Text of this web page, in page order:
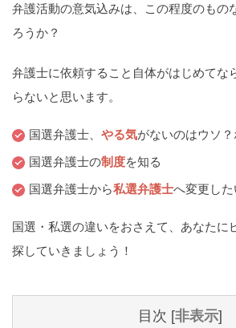
相談内容から探す
窃盗 詐欺
弁護活動の意気込みは、この程度のもの
ろうか？
弁護士に依頼すること自体がはじめてな
らないと思います。
国選弁護士、 やる気がないのはウソ？
国選弁護士の制度を知る
国選弁護士から私選弁護士へ変更した
国選・私選の違いをおさえて、あなたに
探していきましょう！
目次 [非表示]